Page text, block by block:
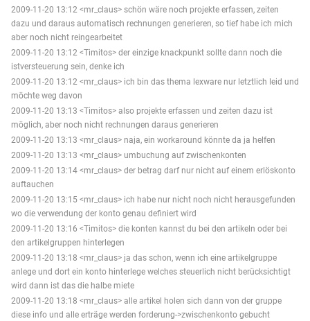
2009-11-20 13:12 <mr_claus> schön wäre noch projekte erfassen, zeiten
dazu und daraus automatisch rechnungen generieren, so tief habe ich mich
aber noch nicht reingearbeitet
2009-11-20 13:12 <Timitos> der einzige knackpunkt sollte dann noch die
istversteuerung sein, denke ich
2009-11-20 13:12 <mr_claus> ich bin das thema lexware nur letztlich leid und
möchte weg davon
2009-11-20 13:13 <Timitos> also projekte erfassen und zeiten dazu ist
möglich, aber noch nicht rechnungen daraus generieren
2009-11-20 13:13 <mr_claus> naja, ein workaround könnte da ja helfen
2009-11-20 13:13 <mr_claus> umbuchung auf zwischenkonten
2009-11-20 13:14 <mr_claus> der betrag darf nur nicht auf einem erlöskonto
auftauchen
2009-11-20 13:15 <mr_claus> ich habe nur nicht noch nicht herausgefunden
wo die verwendung der konto genau definiert wird
2009-11-20 13:16 <Timitos> die konten kannst du bei den artikeln oder bei
den artikelgruppen hinterlegen
2009-11-20 13:18 <mr_claus> ja das schon, wenn ich eine artikelgruppe
anlege und dort ein konto hinterlege welches steuerlich nicht berücksichtigt
wird dann ist das die halbe miete
2009-11-20 13:18 <mr_claus> alle artikel holen sich dann von der gruppe
diese info und alle erträge werden forderung->zwischenkonto gebucht